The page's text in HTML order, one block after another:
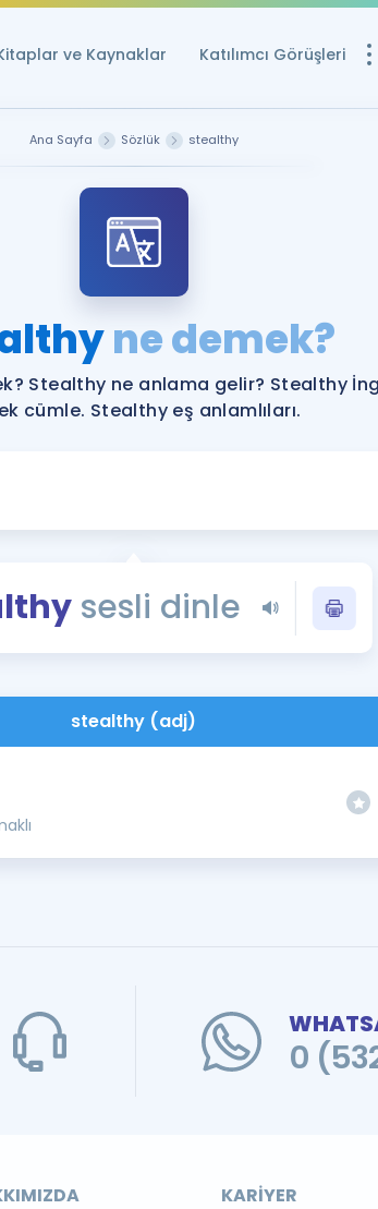
ve Kaynaklar Katılımcı Görüşleri
YDS ve YÖKDİL
Rehberlik Aracı
YDS ve YÖKDİL'e
Tüm ÖSYM
YDS - YÖKDİL
İngilizce Gramer
Ana Sayfa Sözlük stealthy
ne demek?
Stealthy ne anlama gelir? Stealthy
cümle. Stealthy eş anlamlıları.
sesli dinle
stealthy (adj)
0
KARIYER